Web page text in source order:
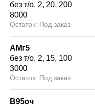
без т/о 2 20 200
8000
Под заказ
АМг5
без т/о 2 15 100
3000
Под заказ
В95оч